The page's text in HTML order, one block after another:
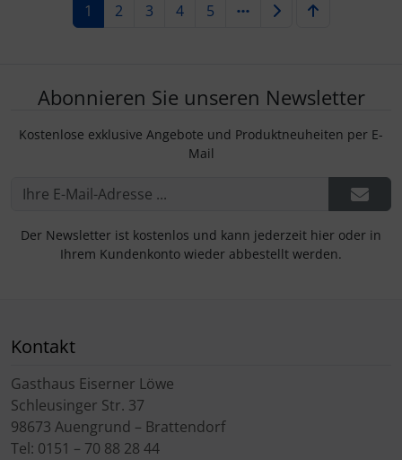
1 2 3 4 5
Abonnieren Sie unseren Newsletter
Kostenlose exklusive Angebote und Produktneuheiten per E-
Mail
Der Newsletter ist kostenlos und kann jederzeit hier oder in
Ihrem Kundenkonto wieder abbestellt werden.
Kontakt
Gasthaus Eiserner Löwe
Schleusinger Str. 37
98673 Auengrund – Brattendorf
Tel: 0151 – 70 88 28 44